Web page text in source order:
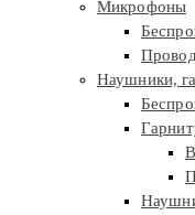
Микрофоны
Наушники,